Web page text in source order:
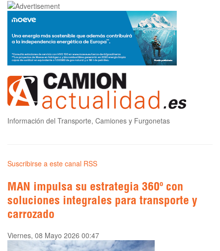
Información del Transporte, Camiones y Furgonetas
Suscribirse a este canal RSS
MAN impulsa su estrategia 360º con
soluciones integrales para transporte y
carrozado
Viernes, 08 Mayo 2026 00:47